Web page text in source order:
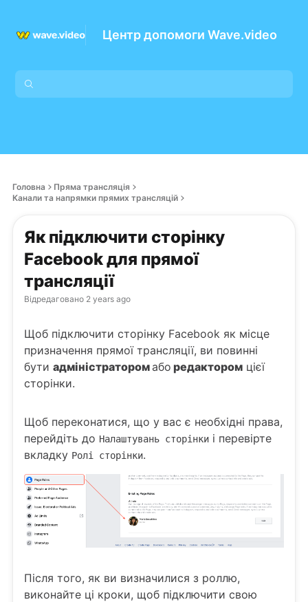
Центр допомоги Wave.video
Головна
Пряма трансляція
Канали та напрямки прямих трансляцій
Як підключити сторінку
Facebook для прямої
трансляції
Відредаговано 2 years ago
Щоб підключити сторінку Facebook як місце
призначення прямої трансляції, ви повинні
бути адміністраторомабо редактором цієї
сторінки.
Щоб переконатися, що у вас є необхідні права,
перейдіть до Налаштувань сторінки і перевірте
вкладку Ролі сторінки.
Після того, як ви визначилися з роллю,
виконайте ці кроки, щоб підключити свою